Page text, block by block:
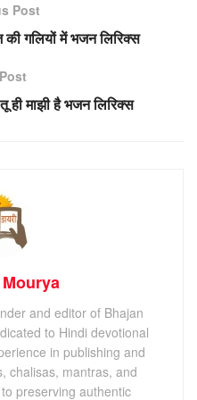
Post
की गलियों में भजन लिरिक्स
ही माझी है भजन लिरिक्स
and editor of Bhajan
to Hindi devotional
in publishing and
chalisas, mantras, and
preserving authentic